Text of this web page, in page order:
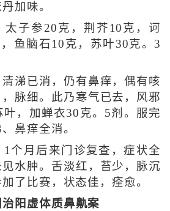
加味。
参20克，荆芥10克，诃
鱼脑石10克，苏叶30克。3
已消，仍有鼻痒，偶有咳
脉细。此乃寒气已去，风邪
，加蝉衣30克。5剂。服完
鼻痒全消。
月后来门诊复查，症状全
水肿。舌淡红，苔少，脉沉
了比赛，状态佳，痊愈。
阳虚体质鼻鼽案